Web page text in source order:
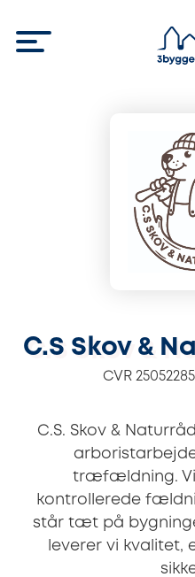
C.S Skov &
CVR 25052285
C.S. Skov &
træfældning. Vi
kontrollerede
står tæt på
leverer vi kvalitet,